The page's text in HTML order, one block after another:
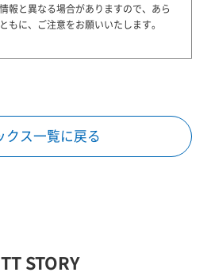
報と異なる場合がありますので、あら
もに、ご注意をお願いいたします。
クス一覧に戻る
STORY